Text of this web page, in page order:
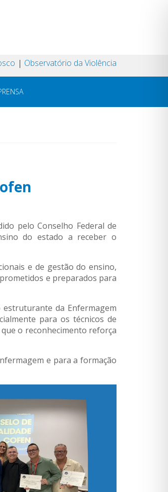
Observatório da Violência
pelo Conselho Federal de
do estado a receber o
e de gestão do ensino,
e preparados para
estruturante da Enfermagem
para os técnicos de
o reconhecimento reforça
e para a formação